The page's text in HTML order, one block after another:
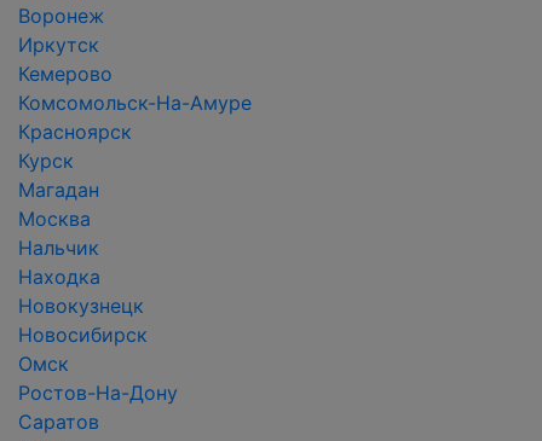
Воронеж
Иркутск
Кемерово
Комсомольск-На-Амуре
Красноярск
Курск
Магадан
Москва
Нальчик
Находка
Новокузнецк
Новосибирск
Омск
Ростов-На-Дону
Саратов